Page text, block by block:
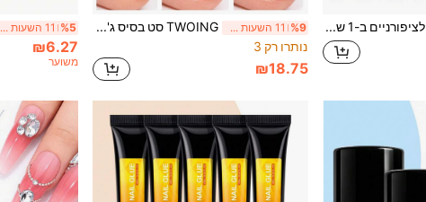
TWOING לק ג'ל לציפורניים ב-1 שלב 8 מ"ל, ג'ל ג'לי שקוף בגוון ניוד UV/LED להסרה בהשריה, ללא צורך בשכבת בסיס או שכבת עליונה, גימור חלק ומבריק, מניקור ביתי באיכות סלון %9 11 השעות האחרונות
TWOING סט בסיס ג'ל לבנייה מגומי וטופ קוט Diamond Shine ללא צורך במחיקה 15ml+15ml, ג'ל UV LED להסרה בהשריה לציפורניים חזקות יותר, בניית אפקס, ברק גבוה, משטח חלק ועמידות ארוכת טווח
נותרו רק 3
₪18.75
%5 11 השעות האחרונות
₪6.27
משוער